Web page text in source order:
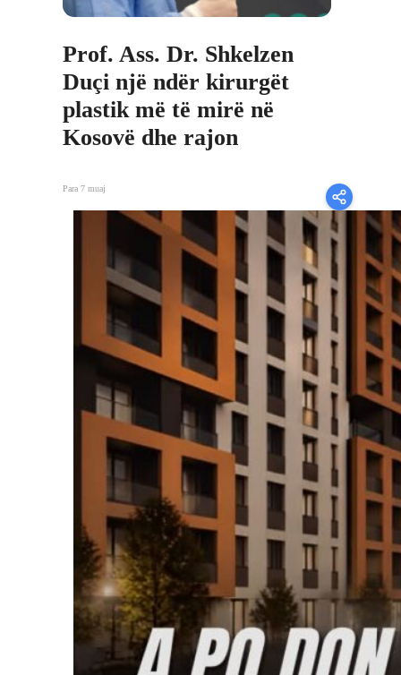
Prof. Ass. Dr. Shkelzen
Duçi një ndër kirurgët
plastik më të mirë në
Kosovë dhe rajon
Para 7 muaj